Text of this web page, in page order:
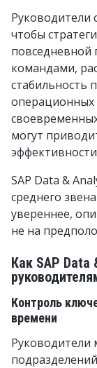
Руководители
чтобы
повседневной
командами,
стабильность
операционных
могут
SAP Data &
среднего
увереннее,
не на
Как SAP Data
Контроль
времени
Руководители